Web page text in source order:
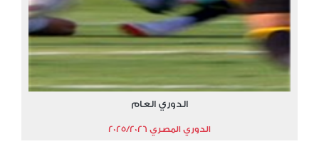
الدوري العام
الدوري المصري 2025/2026